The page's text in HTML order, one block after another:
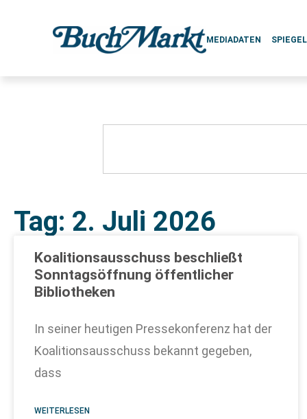
MEDIADATEN
Tag: 2. Juli 2026
Koalitionsausschuss beschließt
Sonntagsöffnung öffentlicher
Bibliotheken
In seiner heutigen Pressekonferenz hat der
Koalitionsausschuss bekannt gegeben,
dass
WEITERLESEN